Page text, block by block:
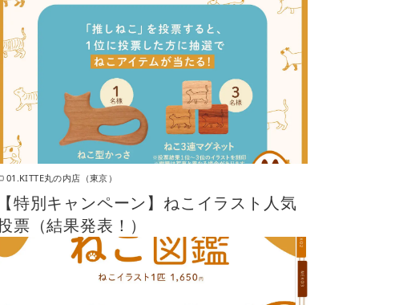
01.KITTE丸の内店（東京）
特別キャンペーン】ねこイラスト人気
票（結果発表！）